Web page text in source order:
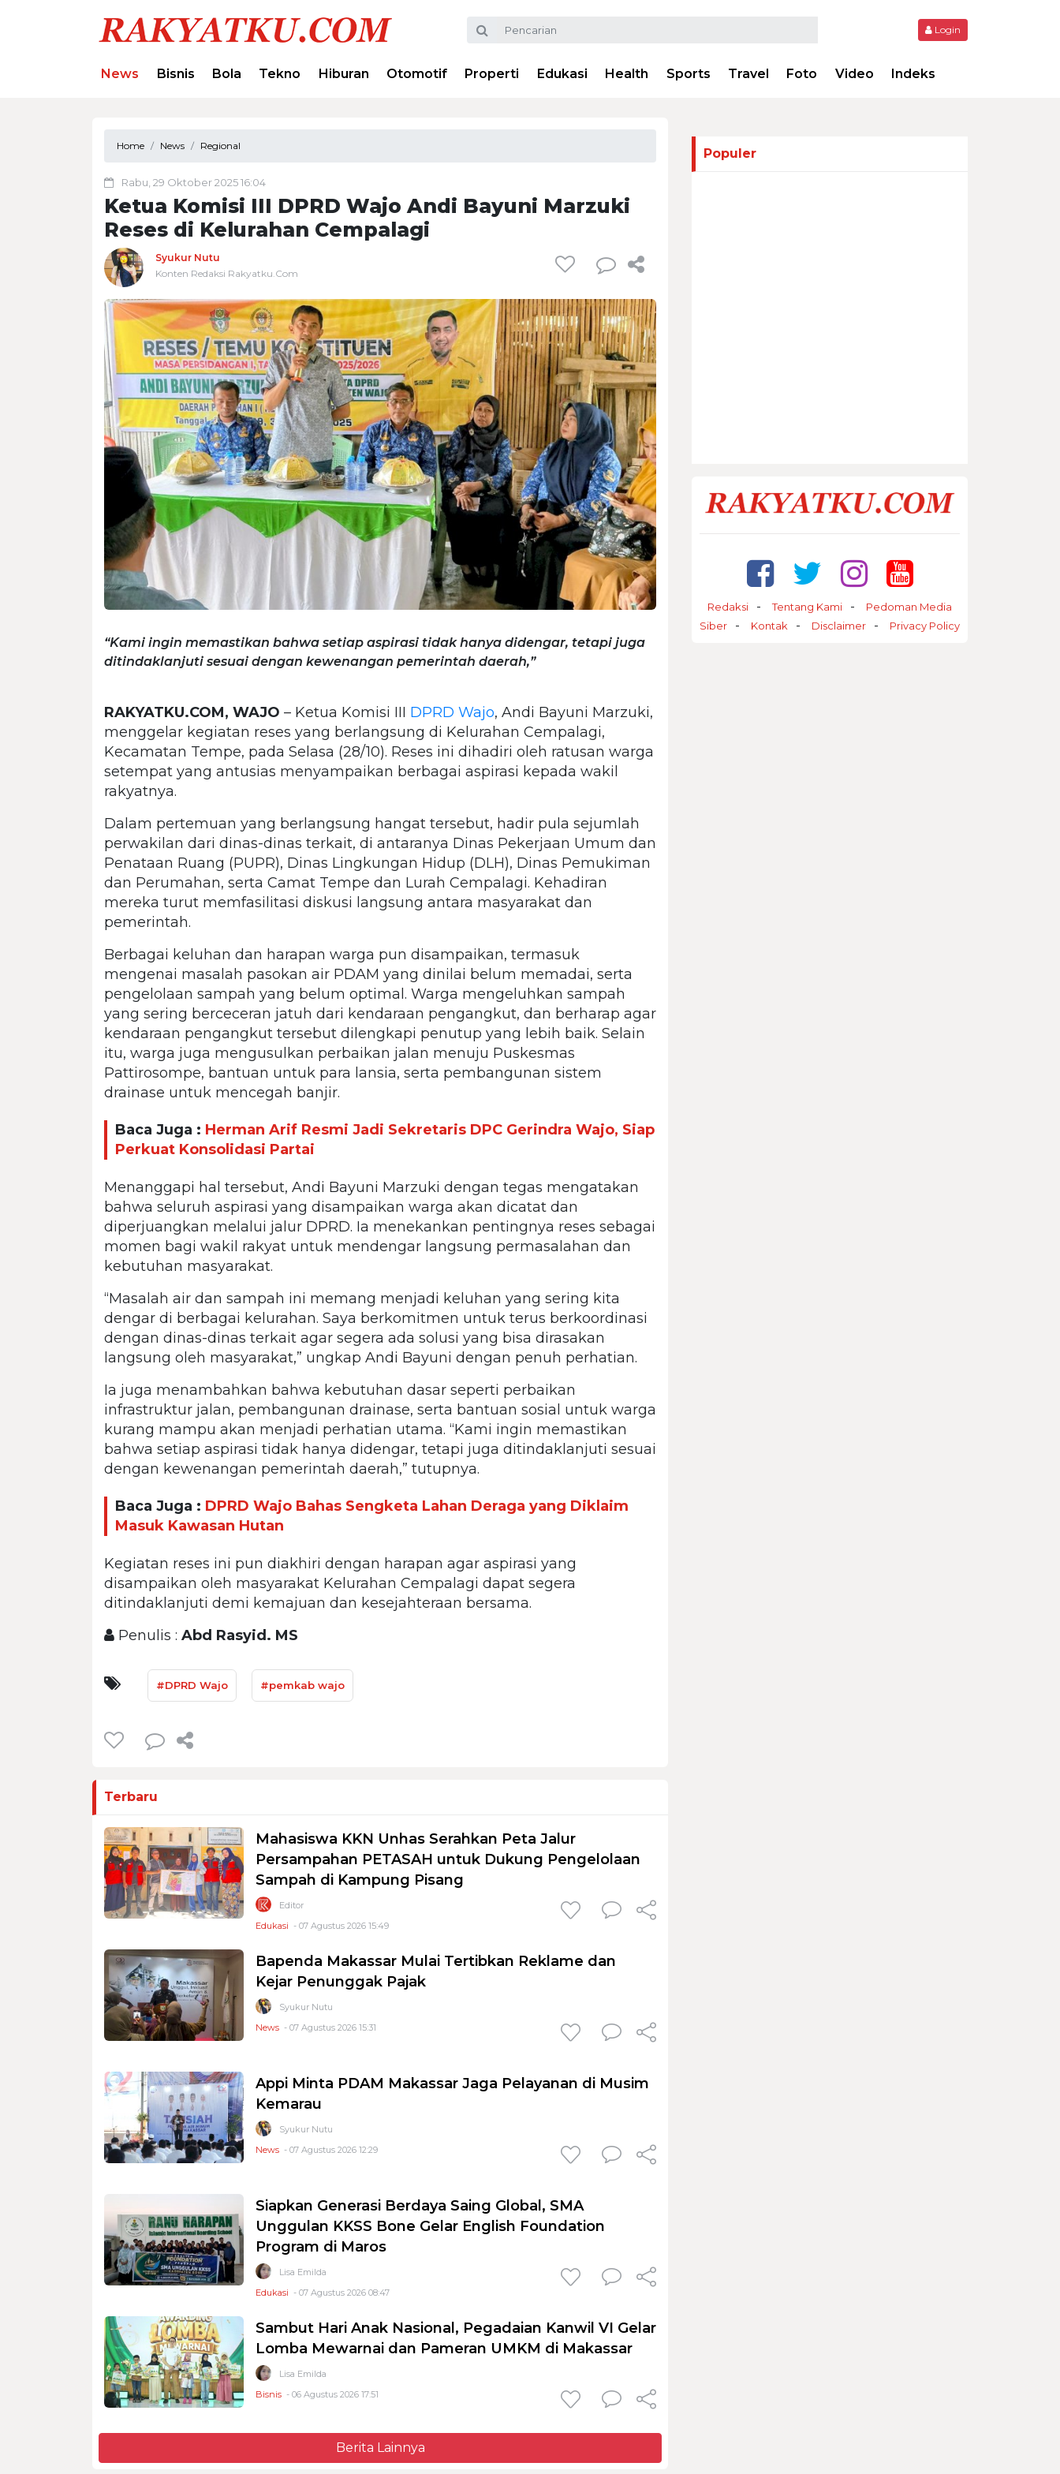
Login
News Bisnis Bola Tekno Hiburan Otomotif Properti Edukasi Health Sports Travel Foto Video Indeks
Home News Regional
Rabu, 29 Oktober 2025 16:04
Ketua Komisi III DPRD Wajo Andi Bayuni Marzuki
Reses di Kelurahan Cempalagi
Syukur Nutu
Konten Redaksi Rakyatku.Com
“Kami ingin memastikan bahwa setiap aspirasi tidak hanya didengar, tetapi juga
ditindaklanjuti sesuai dengan kewenangan pemerintah daerah,”
RAKYATKU.COM, WAJO – Ketua Komisi III DPRD Wajo, Andi Bayuni Marzuki,
menggelar kegiatan reses yang berlangsung di Kelurahan Cempalagi,
Kecamatan Tempe, pada Selasa (28/10). Reses ini dihadiri oleh ratusan warga
setempat yang antusias menyampaikan berbagai aspirasi kepada wakil
rakyatnya.
Dalam pertemuan yang berlangsung hangat tersebut, hadir pula sejumlah
perwakilan dari dinas-dinas terkait, di antaranya Dinas Pekerjaan Umum dan
Penataan Ruang (PUPR), Dinas Lingkungan Hidup (DLH), Dinas Pemukiman
dan Perumahan, serta Camat Tempe dan Lurah Cempalagi. Kehadiran
mereka turut memfasilitasi diskusi langsung antara masyarakat dan
pemerintah.
Berbagai keluhan dan harapan warga pun disampaikan, termasuk
mengenai masalah pasokan air PDAM yang dinilai belum memadai, serta
pengelolaan sampah yang belum optimal. Warga mengeluhkan sampah
yang sering berceceran jatuh dari kendaraan pengangkut, dan berharap agar
kendaraan pengangkut tersebut dilengkapi penutup yang lebih baik. Selain
itu, warga juga mengusulkan perbaikan jalan menuju Puskesmas
Pattirosompe, bantuan untuk para lansia, serta pembangunan sistem
drainase untuk mencegah banjir.
Baca Juga : Herman Arif Resmi Jadi Sekretaris DPC Gerindra Wajo, Siap
Perkuat Konsolidasi Partai
Menanggapi hal tersebut, Andi Bayuni Marzuki dengan tegas mengatakan
bahwa seluruh aspirasi yang disampaikan warga akan dicatat dan
diperjuangkan melalui jalur DPRD. Ia menekankan pentingnya reses sebagai
momen bagi wakil rakyat untuk mendengar langsung permasalahan dan
kebutuhan masyarakat.
“Masalah air dan sampah ini memang menjadi keluhan yang sering kita
dengar di berbagai kelurahan. Saya berkomitmen untuk terus berkoordinasi
dengan dinas-dinas terkait agar segera ada solusi yang bisa dirasakan
langsung oleh masyarakat,” ungkap Andi Bayuni dengan penuh perhatian.
Ia juga menambahkan bahwa kebutuhan dasar seperti perbaikan
infrastruktur jalan, pembangunan drainase, serta bantuan sosial untuk warga
kurang mampu akan menjadi perhatian utama. “Kami ingin memastikan
bahwa setiap aspirasi tidak hanya didengar, tetapi juga ditindaklanjuti sesuai
dengan kewenangan pemerintah daerah,” tutupnya.
Baca Juga : DPRD Wajo Bahas Sengketa Lahan Deraga yang Diklaim
Masuk Kawasan Hutan
Kegiatan reses ini pun diakhiri dengan harapan agar aspirasi yang
disampaikan oleh masyarakat Kelurahan Cempalagi dapat segera
ditindaklanjuti demi kemajuan dan kesejahteraan bersama.
Penulis : Abd Rasyid. MS
#DPRD Wajo #pemkab wajo
Terbaru
Mahasiswa KKN Unhas Serahkan Peta Jalur
Persampahan PETASAH untuk Dukung Pengelolaan
Sampah di Kampung Pisang
Editor
Edukasi - 07 Agustus 2026 15:49
Bapenda Makassar Mulai Tertibkan Reklame dan
Kejar Penunggak Pajak
Syukur Nutu
News - 07 Agustus 2026 15:31
Appi Minta PDAM Makassar Jaga Pelayanan di Musim
Kemarau
Syukur Nutu
News - 07 Agustus 2026 12:29
Siapkan Generasi Berdaya Saing Global, SMA
Unggulan KKSS Bone Gelar English Foundation
Program di Maros
Lisa Emilda
Edukasi - 07 Agustus 2026 08:47
Sambut Hari Anak Nasional, Pegadaian Kanwil VI Gelar
Lomba Mewarnai dan Pameran UMKM di Makassar
Lisa Emilda
Bisnis - 06 Agustus 2026 17:51
Berita Lainnya
Populer
Redaksi Tentang Kami
Pedoman Media
Siber
Kontak Disclaimer Privacy Policy